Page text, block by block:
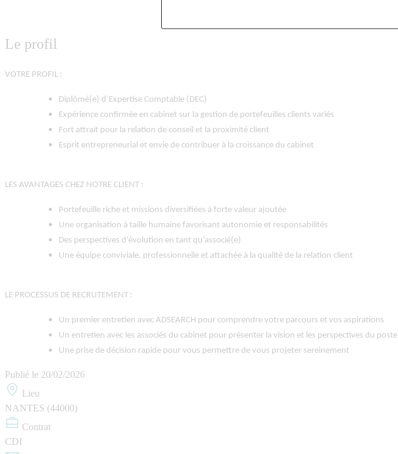
Le profil
VOTRE PROFIL :
Diplômé(e) d’Expertise Comptable (DEC)
Expérience confirmée en cabinet sur la gestion de portefeuilles clients variés
Fort attrait pour la relation de conseil et la proximité client
Esprit entrepreneurial et envie de contribuer à la croissance du cabinet
LES AVANTAGES CHEZ NOTRE CLIENT :
Portefeuille riche et missions diversifiées à forte valeur ajoutée
Une organisation à taille humaine favorisant autonomie et responsabilités
Des perspectives d’évolution en tant qu’associé(e)
Une équipe conviviale, professionnelle et attachée à la qualité de la relation client
LE PROCESSUS DE RECRUTEMENT :
Un premier entretien avec ADSEARCH pour comprendre votre parcours et vos aspirations
Un entretien avec les associés du cabinet pour présenter la vision et les perspectives du poste
Une prise de décision rapide pour vous permettre de vous projeter sereinement
Publié le 20/02/2026
Lieu
NANTES (44000)
Contrat
CDI